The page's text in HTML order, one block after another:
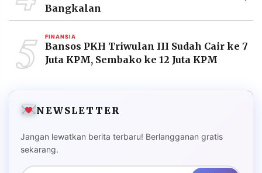
Bangkalan
5 FINANSIA
Bansos PKH Triwulan III Sudah Cair ke 7
Juta KPM, Sembako ke 12 Juta KPM
NEWSLETTER
Jangan lewatkan berita terbaru! Berlangganan gratis
sekarang.